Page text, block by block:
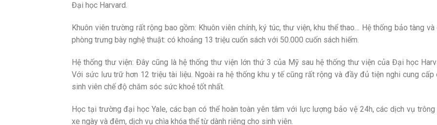
Đại học Harvard.
Khuôn viên trường rất rộng bao gồm: Khuôn viên chính, ký túc, thư viện, khu thể thao… Hệ thống bảo tàng và
phòng trưng bày nghệ thuật: có khoảng 13 triệu cuốn sách với 50.000 cuốn sách hiếm.
Hệ thống thư viện: Đây cũng là hệ thống thư viện lớn thứ 3 của Mỹ sau hệ thống thư viện của Đại học
Với sức lưu trữ hơn 12 triệu tài liệu. Ngoài ra hệ thống khu y tế cũng rất rộng và đầy đủ tiện nghi cung cấp
sinh viên chế độ chăm sóc sức khoẻ tốt nhất.
Học tại trường đại học Yale, các bạn có thể hoàn toàn yên tâm với lực lượng bảo vệ 24h, các dịch vụ
xe ngày và đêm, dịch vụ chìa khóa thể từ dành riêng cho sinh viên.